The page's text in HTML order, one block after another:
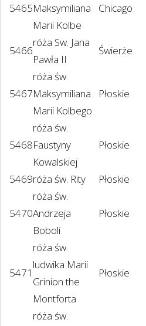
5465Maksymiliana
Marii Kolbe
Chicago
5466
róża Sw. Jana
Pawła II
Świerże
5467
róża św.
Maksymiliana
Marii Kolbego
Płoskie
5468
róża św.
Faustyny
Kowalskiej
Płoskie
5469róża św. Rity Płoskie
5470
róża św.
Andrzeja
Boboli
Płoskie
5471
róża św.
ludwika Marii
Grinion the
Montforta
Płoskie
róża św.